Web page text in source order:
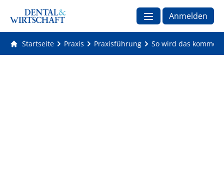
Anmelden
Startseite Praxis Praxisführung So wird das